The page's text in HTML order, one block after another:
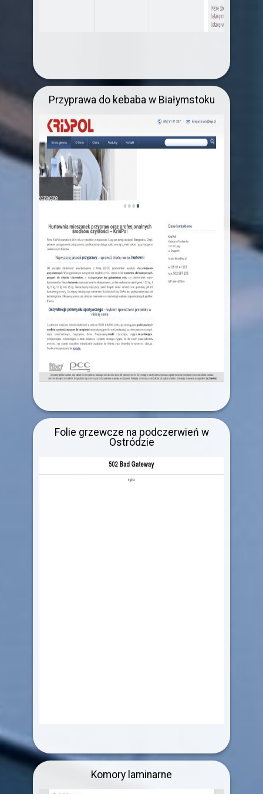
Przyprawa do kebaba w Białymstoku
Folie grzewcze na podczerwień w
Ostródzie
Komory laminarne